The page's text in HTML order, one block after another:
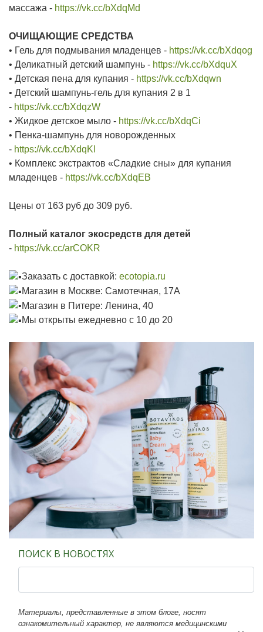
массажа - https://vk.cc/bXdqMd
ОЧИЩАЮЩИЕ СРЕДСТВА
• Гель для подмывания младенцев - https://vk.cc/bXdqog
• Деликатный детский шампунь - https://vk.cc/bXdquX
• Детская пена для купания - https://vk.cc/bXdqwn
• Детский шампунь-гель для купания 2 в 1
- https://vk.cc/bXdqzW
• Жидкое детское мыло - https://vk.cc/bXdqCi
• Пенка-шампунь для новорожденных
- https://vk.cc/bXdqKl
• Комплекс экстрактов «Сладкие сны» для купания
младенцев - https://vk.cc/bXdqEB
Цены от 163 руб до 309 руб.
Полный каталог экосредств для детей
- https://vk.cc/arCOKR
Заказать с доставкой: ecotopia.ru
Магазин в Москве: Самотечная, 17А
Магазин в Питере: Ленина, 40
Мы открыты ежедневно с 10 до 20
ПОИСК В НОВОСТЯХ
Материалы, представленные в этом блоге, носят
ознакомительный характер, не являются медицинскими